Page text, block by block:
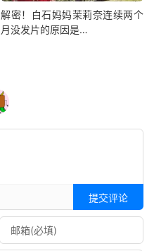
解密！白石妈妈茉莉奈连续两个
月没发片的原因是…
提交评论